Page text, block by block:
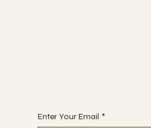
Enter Your Email *